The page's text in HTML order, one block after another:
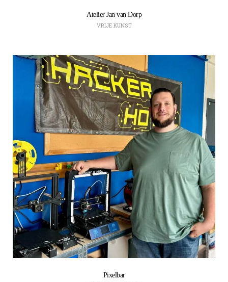
Atelier Jan van Dorp
VRIJE KUNST
Pixelbar